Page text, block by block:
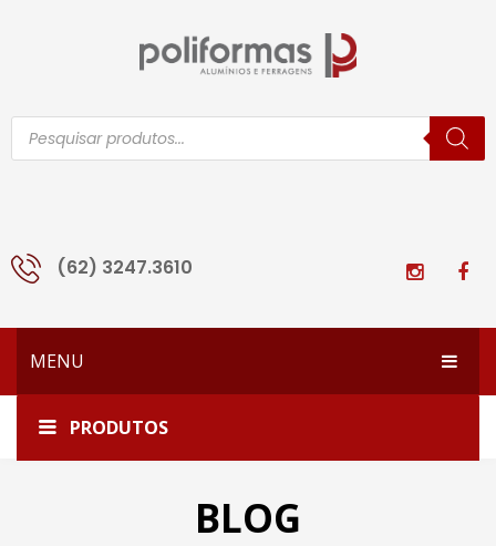
Pesquisar
produtos
(62) 3247.3610
MENU
HOME
EMPRESA
PRODUTOS
Home SU-245
BLOG